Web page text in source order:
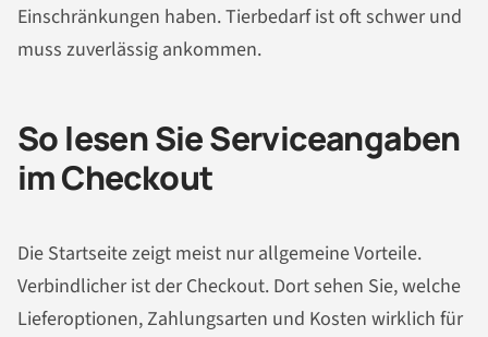
Einschränkungen haben. Tierbedarf ist oft schwer und
muss zuverlässig ankommen.
So lesen Sie Serviceangaben
im Checkout
Die Startseite zeigt meist nur allgemeine Vorteile.
Verbindlicher ist der Checkout. Dort sehen Sie, welche
Lieferoptionen, Zahlungsarten und Kosten wirklich für